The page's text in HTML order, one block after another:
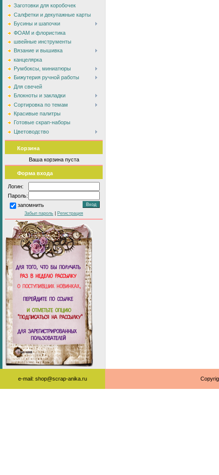
Заготовки для коробочек
Салфетки и декупажные карты
Бусины и шапочки
ФОАМ и флористика
швейные инструменты
Вязание и вышивка
канцелярка
Румбоксы, миниатюры
Бижутерия ручной работы
Для свечей
Блокноты и закладки
Сортировка по темам
Красивые палитры
Готовые скрап-наборы
Цветоводство
Корзина
Ваша корзина пуста
Форма входа
Логин:
Пароль:
запомнить
Забыл пароль Регистрация
e-mail: shop@scrap-anika.ru